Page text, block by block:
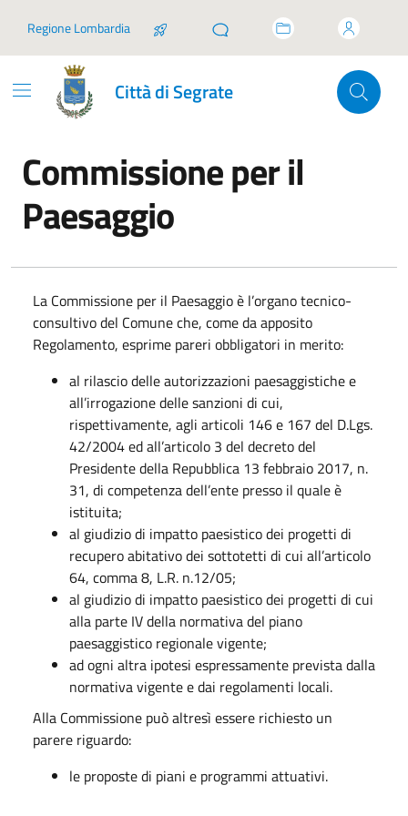
Regione Lombardia
Città di Segrate
Commissione per il
Paesaggio
In dettaglio
La Commissione per il Paesaggio è l’organo tecnico-
consultivo del Comune che, come da apposito
Regolamento, esprime pareri obbligatori in merito:
al rilascio delle autorizzazioni paesaggistiche e
all’irrogazione delle sanzioni di cui,
rispettivamente, agli articoli 146 e 167 del D.Lgs.
42/2004 ed all’articolo 3 del decreto del
Presidente della Repubblica 13 febbraio 2017, n.
31, di competenza dell’ente presso il quale è
istituita;
al giudizio di impatto paesistico dei progetti di
recupero abitativo dei sottotetti di cui all’articolo
64, comma 8, L.R. n.12/05;
al giudizio di impatto paesistico dei progetti di cui
alla parte IV della normativa del piano
paesaggistico regionale vigente;
ad ogni altra ipotesi espressamente prevista dalla
normativa vigente e dai regolamenti locali.
Alla Commissione può altresì essere richiesto un
parere riguardo:
le proposte di piani e programmi attuativi.